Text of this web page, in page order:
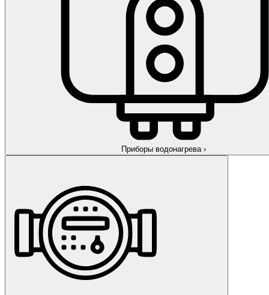
Приборы водонагрева ›